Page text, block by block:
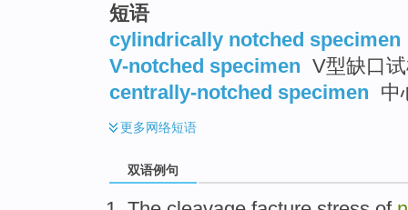
短语
cylindrically notched specimen
V-notched specimen V型缺口
centrally-notched specimen 中
更多网络短语
双语例句